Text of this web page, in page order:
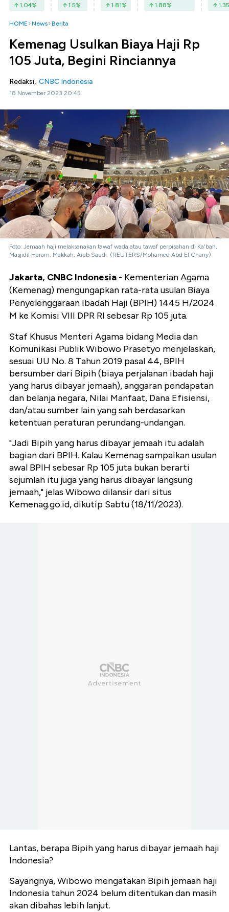
1.04% 1.5% 1.81% 1.88% 1.35
HOME News Berita
Kemenag Usulkan Biaya Haji Rp
105 Juta, Begini Rinciannya
Redaksi, CNBC Indonesia
18 November 2023 20:45
Foto: Jemaah haji melaksanakan tawaf wada atau tawaf perpisahan di Ka'bah,
Masjidil Haram, Makkah, Arab Saudi. (REUTERS/Mohamed Abd El Ghany)
Jakarta, CNBC Indonesia - Kementerian Agama
(Kemenag) mengungapkan rata-rata usulan Biaya
Penyelenggaraan Ibadah Haji (BPIH) 1445 H/2024
M ke Komisi VIII DPR RI sebesar Rp 105 juta.
Staf Khusus Menteri Agama bidang Media dan
Komunikasi Publik Wibowo Prasetyo menjelaskan,
sesuai UU No. 8 Tahun 2019 pasal 44, BPIH
bersumber dari Bipih (biaya perjalanan ibadah haji
yang harus dibayar jemaah), anggaran pendapatan
dan belanja negara, Nilai Manfaat, Dana Efisiensi,
dan/atau sumber lain yang sah berdasarkan
ketentuan peraturan perundang-undangan.
"Jadi Bipih yang harus dibayar jemaah itu adalah
bagian dari BPIH. Kalau Kemenag sampaikan usulan
awal BPIH sebesar Rp 105 juta bukan berarti
sejumlah itu juga yang harus dibayar langsung
jemaah," jelas Wibowo dilansir dari situs
Kemenag.go.id, dikutip Sabtu (18/11/2023).
Lantas, berapa Bipih yang harus dibayar jemaah haji
Indonesia?
Sayangnya, Wibowo mengatakan Bipih jemaah haji
Indonesia tahun 2024 belum ditentukan dan masih
akan dibahas lebih lanjut.